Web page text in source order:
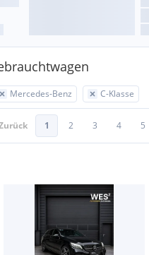
Mercedes-Benz C-Klasse
1 2 3 4 5